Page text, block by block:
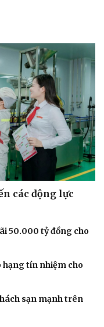
các động lực
50.000 tỷ đồng cho
hạng tín nhiệm cho
sạn mạnh trên